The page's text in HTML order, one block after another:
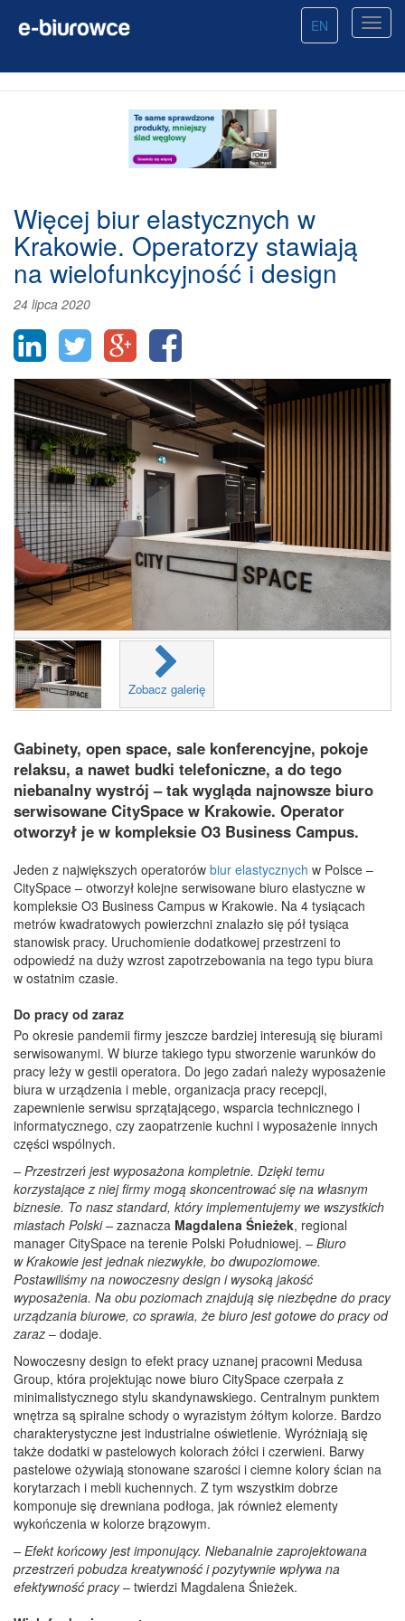
EN
Więcej biur elastycznych w
Krakowie. Operatorzy stawiają
na wielofunkcyjność i design
24 lipca 2020
Zobacz galerię
Gabinety, open space, sale konferencyjne, pokoje
relaksu, a nawet budki telefoniczne, a do tego
niebanalny wystrój – tak wygląda najnowsze biuro
serwisowane CitySpace w Krakowie. Operator
otworzył je w kompleksie O3 Business Campus.
Jeden z największych operatorów biur elastycznych w Polsce –
CitySpace – otworzył kolejne serwisowane biuro elastyczne w
kompleksie O3 Business Campus w Krakowie. Na 4 tysiącach
metrów kwadratowych powierzchni znalazło się pół tysiąca
stanowisk pracy. Uruchomienie dodatkowej przestrzeni to
odpowiedź na duży wzrost zapotrzebowania na tego typu biura
w ostatnim czasie.
Do pracy od zaraz
Po okresie pandemii firmy jeszcze bardziej interesują się biurami
serwisowanymi. W biurze takiego typu stworzenie warunków do
pracy leży w gestii operatora. Do jego zadań należy wyposażenie
biura w urządzenia i meble, organizacja pracy recepcji,
zapewnienie serwisu sprzątającego, wsparcia technicznego i
informatycznego, czy zaopatrzenie kuchni i wyposażenie innych
części wspólnych.
– Przestrzeń jest wyposażona kompletnie. Dzięki temu
korzystające z niej firmy mogą skoncentrować się na własnym
biznesie. To nasz standard, który implementujemy we wszystkich
miastach Polski – zaznacza Magdalena Śnieżek, regional
manager CitySpace na terenie Polski Południowej. – Biuro
w Krakowie jest jednak niezwykłe, bo dwupoziomowe.
Postawiliśmy na nowoczesny design i wysoką jakość
wyposażenia. Na obu poziomach znajdują się niezbędne do pracy
urządzania biurowe, co sprawia, że biuro jest gotowe do pracy od
zaraz – dodaje.
Nowoczesny design to efekt pracy uznanej pracowni Medusa
Group, która projektując nowe biuro CitySpace czerpała z
minimalistycznego stylu skandynawskiego. Centralnym punktem
wnętrza są spiralne schody o wyrazistym żółtym kolorze. Bardzo
charakterystyczne jest industrialne oświetlenie. Wyróżniają się
także dodatki w pastelowych kolorach żółci i czerwieni. Barwy
pastelowe ożywiają stonowane szarości i ciemne kolory ścian na
korytarzach i mebli kuchennych. Z tym wszystkim dobrze
komponuje się drewniana podłoga, jak również elementy
wykończenia w kolorze brązowym.
– Efekt końcowy jest imponujący. Niebanalnie zaprojektowana
przestrzeń pobudza kreatywność i pozytywnie wpływa na
efektywność pracy– twierdzi Magdalena Śnieżek.